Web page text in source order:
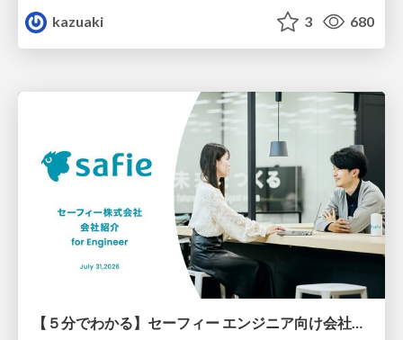
kazuaki 3 680